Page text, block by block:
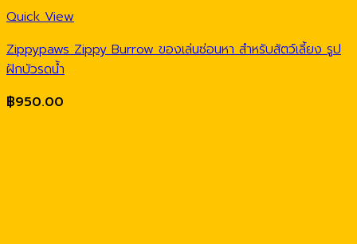
Quick View
Zippypaws Zippy Burrow ของเล่นซ่อนหา สำหรับสัตว์เลี้ยง รูป
ฝักบัวรดน้ำ
฿950.00